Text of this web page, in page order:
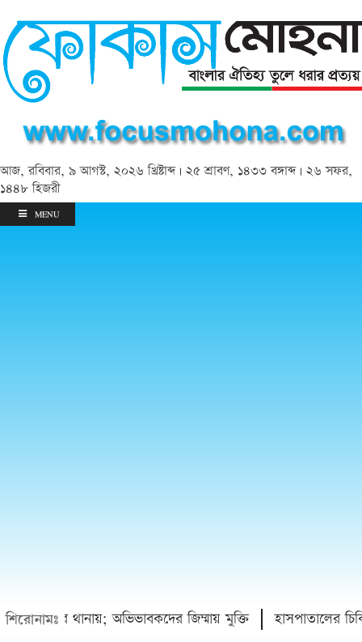
আজ, রবিবার, ৯ আগস্ট, ২০২৬ খ্রিষ্টাব্দ | ২৫ শ্রাবণ, ১৪৩৩ বঙ্গাব্দ | ২৬ সফর,
১৪৪৮ হিজরী
MENU
শিরোনামঃ
৪ কিশোর থানায়; অভিভাবকদের জিম্মায় মুক্তি হাসপাতালের